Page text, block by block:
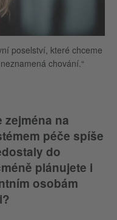
poselství, které chceme
chování.“
zejména na
péče spíše
do
plánujete i
osobám